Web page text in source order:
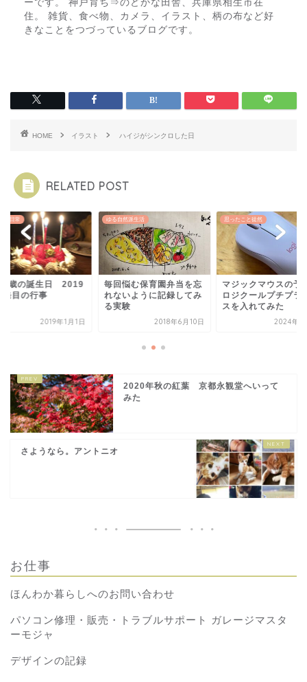
ーです。 神戸育ち⇒のどかな田舎、兵庫県相生市在
住。 雑貨、食べ物、カメラ、イラスト、柄の布など好
きなことをつづっているブログです。
HOME イラスト ハイジがシンクロした日
RELATED POST
の日常
5歳の誕生日 2019
発目の行事
2019年1月1日
ゆる自然派生活
毎回悩む保育園弁当を忘
れないように記録してみ
る実験
2018年6月10日
思ったこと徒然
マジックマウスの予
ロジクールプチプラ
スを入れてみた
2024年5
2020年秋の紅葉 京都永観堂へいって
みた
さようなら。アントニオ
お仕事
ほんわか暮らしへのお問い合わせ
パソコン修理・販売・トラブルサポート ガレージマスタ
ーモジャ
デザインの記録